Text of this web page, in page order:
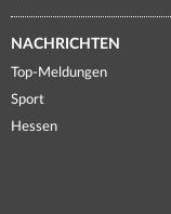
NACHRICHTEN
Top-Meldungen
Sport
Hessen